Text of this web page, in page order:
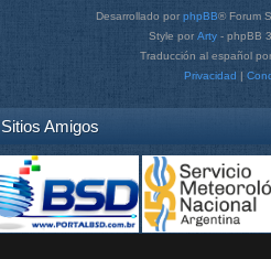
Desarrollado por phpBB® Forum
Style por Arty - phpBB
Traducción al español por
Privacidad |
Sitios Amigos